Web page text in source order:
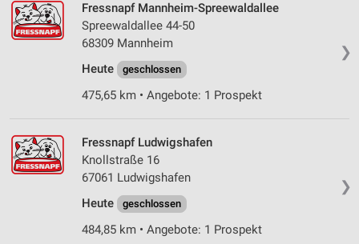
❯
Fressnapf Mannheim-Spreewaldallee
Spreewaldallee 44-50
68309 Mannheim
Heute
geschlossen
475,65 km • Angebote: 1 Prospekt
❯
Fressnapf Ludwigshafen
Knollstraße 16
67061 Ludwigshafen
Heute
geschlossen
484,85 km • Angebote: 1 Prospekt
IAB-Verarbeitungszwecke:
Speichern von oder Zugriff auf Informationen
auf einem Endgerät
Werbeanzeigen
Werbung
Verwendung von Profilen zur Auswahl
Erstellung von Profilen zur Personalisierung
von Inhalten